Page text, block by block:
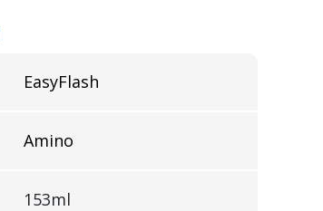
EasyFlash
Amino
153ml